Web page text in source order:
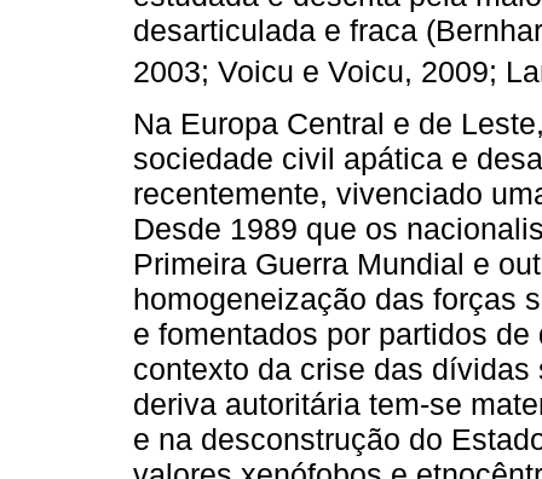
desarticulada e fraca
2003; Voicu e Voicu, 2009;
Na Europa Central e de
sociedade civil apática e
recentemente, vivenciado
Desde 1989 que os
Primeira Guerra Mundial e
homogeneização das forças
e fomentados por partidos
contexto da crise das
deriva autoritária tem-se
e na desconstrução do